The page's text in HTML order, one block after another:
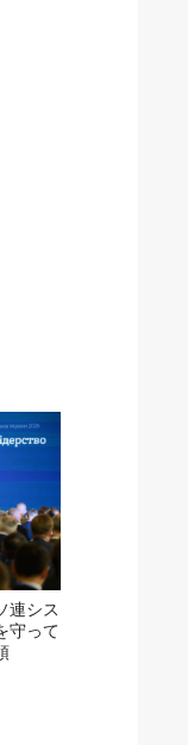
連シス
守って